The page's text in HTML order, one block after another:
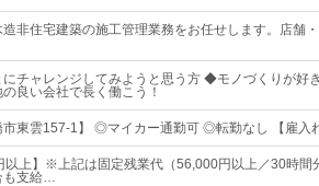
非住宅建築の施工管理業務をお任せします。店舗
チャレンジしてみようと思う方 ◆モノづくりが
良い会社で長く働こう！
市東雲157-1】 ◎マイカー通勤可 ◎転勤なし 【雇
以上】※上記は固定残業代（56,000円以上／30時間
も支給…